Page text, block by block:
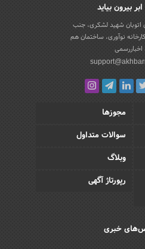
بیرون بیاید
اتوبان شهید لشکری، جنب
نوآوری، ساختمان هم
اخباررسمی
مجوزها
سوالات متداول
وبلاگ
رپورتاژ آگهی
خبری